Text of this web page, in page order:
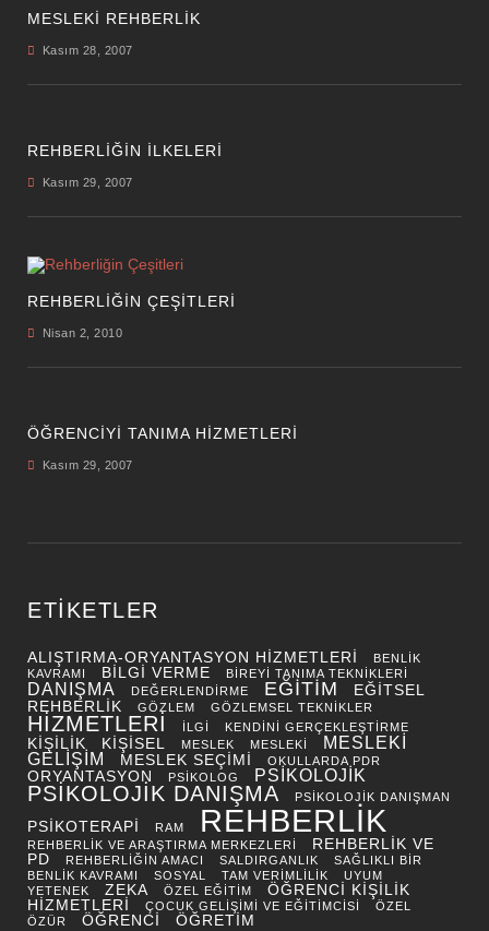
MESLEKİ REHBERLİK
Kasım 28, 2007
REHBERLIĞIN İLKELERI
Kasım 29, 2007
REHBERLIĞIN ÇEŞITLERI
Nisan 2, 2010
ÖĞRENCIYI TANIMA HIZMETLERI
Kasım 29, 2007
ETIKETLER
ALIŞTIRMA-ORYANTASYON HIZMETLERI
BENLIK
KAVRAMI
BILGI VERME BIREYI TANIMA TEKNIKLERI
DANIŞMA DEĞERLENDIRME EĞITIM
EĞITSEL
REHBERLIK
GÖZLEM GÖZLEMSEL TEKNIKLER
HIZMETLERI ILGI KENDINI GERÇEKLEŞTIRME
KIŞILIK KIŞISEL MESLEK MESLEKI
MESLEKI
GELIŞIM
MESLEK SEÇIMI OKULLARDA PDR
ORYANTASYON PSIKOLOG PSIKOLOJIK
PSIKOLOJIK DANIŞMA PSIKOLOJIK DANIŞMAN
PSIKOTERAPI RAM REHBERLIK
REHBERLIK VE ARAŞTIRMA MERKEZLERI
REHBERLIK VE
PD
REHBERLIĞIN AMACI SALDIRGANLIK
SAĞLIKLI BIR
BENLIK KAVRAMI
SOSYAL TAM VERIMLILIK
UYUM
YETENEK
ZEKA ÖZEL EĞITIM
ÖĞRENCI KIŞILIK
HIZMETLERI
ÇOCUK GELIŞIMI VE EĞITIMCISI
ÖZEL
ÖZÜR
ÖĞRENCI ÖĞRETIM